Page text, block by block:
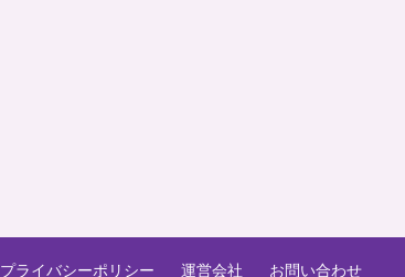
プライバシーポリシー 運営会社 お問い合わせ